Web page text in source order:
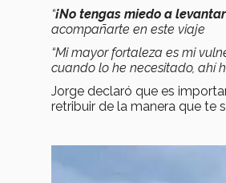
“¡No tengas miedo a
acompañarte en este viaje
“Mi mayor fortaleza es mi
cuando lo he necesitado, ahí
Jorge declaró que es
retribuir de la manera que te